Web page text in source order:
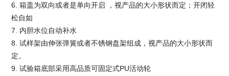
6. 箱盖为双向或者是单向开启 ，视产品的大小形状而定；开闭轻
松自如
7. 内胆水位自动补水
8. 试样架由伸张弹簧或者不锈钢盘架组成，视产品的大小形状而
定。
9. 试验箱底部采用高品质可固定式PU活动轮